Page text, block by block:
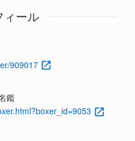
ィール
909017
鑑